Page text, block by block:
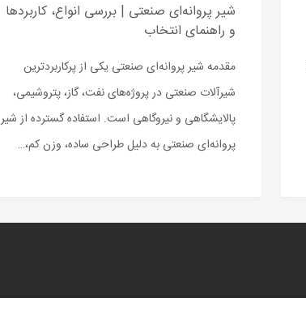
شیر پروانه‌ای صنعتی | بررسی انواع، کاربردها
و راهنمای انتخاب
مقدمه شیر پروانه‌ای صنعتی یکی از پرکاربردترین
شیرآلات صنعتی در پروژه‌های نفت، گاز، پتروشیمی،
پالایشگاهی و نیروگاهی است. استفاده گسترده از شیر
پروانه‌ای صنعتی به دلیل طراحی ساده، وزن کم،…